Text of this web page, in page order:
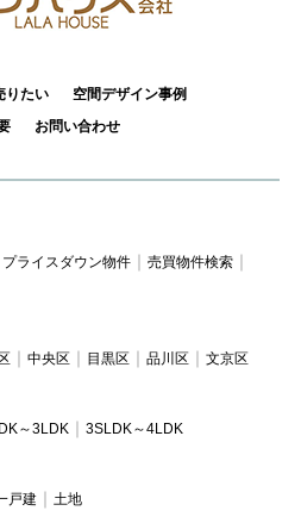
りたい
空間デザイン事例
お問い合わせ
プライスダウン物件
売買物件検索
中央区 目黒区 品川区 文京区
～3LDK 3SLDK～4LDK
戸建 土地